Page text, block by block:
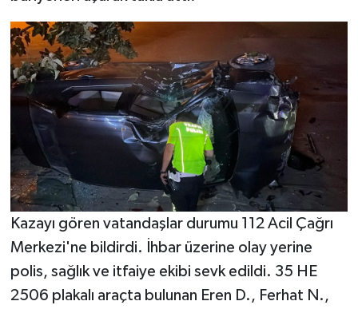
Kazayı gören vatandaşlar durumu 112 Acil Çağrı
Merkezi'ne bildirdi. İhbar üzerine olay yerine
polis, sağlık ve itfaiye ekibi sevk edildi. 35 HE
2506 plakalı araçta bulunan Eren D., Ferhat N.,